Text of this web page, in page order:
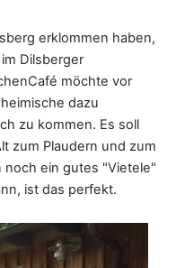
erklommen haben,
Dilsberger
möchte vor
dazu
zu kommen. Es soll
zum Plaudern und zum
noch ein gutes "Vietele"
ist das perfekt.